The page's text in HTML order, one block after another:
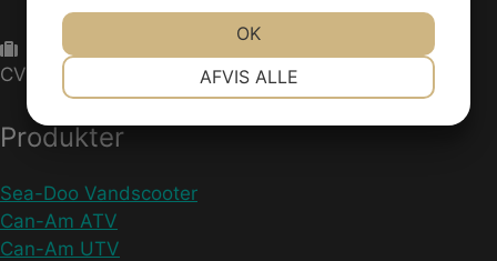
CVR-nummer: 27233678
Produkter
Sea-Doo Vandscooter
Can-Am ATV
Can-Am UTV
AFVIS ALLE
OK